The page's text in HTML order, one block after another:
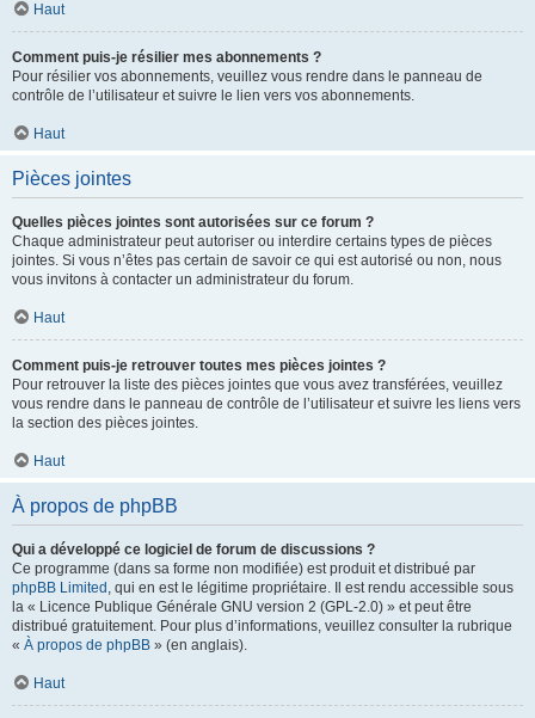
Haut
Comment puis-je résilier mes abonnements ?
Pour résilier vos abonnements, veuillez vous rendre dans le panneau de
contrôle de l’utilisateur et suivre le lien vers vos abonnements.
Haut
Pièces jointes
Quelles pièces jointes sont autorisées sur ce forum ?
Chaque administrateur peut autoriser ou interdire certains types de pièces
jointes. Si vous n’êtes pas certain de savoir ce qui est autorisé ou non, nous
vous invitons à contacter un administrateur du forum.
Haut
Comment puis-je retrouver toutes mes pièces jointes ?
Pour retrouver la liste des pièces jointes que vous avez transférées, veuillez
vous rendre dans le panneau de contrôle de l’utilisateur et suivre les liens vers
la section des pièces jointes.
Haut
À propos de phpBB
Qui a développé ce logiciel de forum de discussions ?
Ce programme (dans sa forme non modifiée) est produit et distribué par
phpBB Limited , qui en est le légitime propriétaire. Il est rendu accessible sous
la « Licence Publique Générale GNU version 2 (GPL-2.0) » et peut être
distribué gratuitement. Pour plus d’informations, veuillez consulter la rubrique
« À propos de phpBB » (en anglais).
Haut